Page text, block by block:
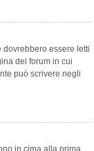
essere letti
del forum in cui
può scrivere negli
in cima alla prima